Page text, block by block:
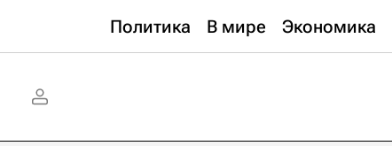
Политика В мире Экономика